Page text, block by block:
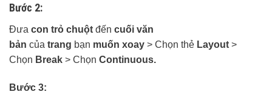
Bước 2:
Đưa con trỏ chuột đến cuối văn
bản của trang bạn muốn xoay > Chọn thẻ Layout >
Chọn Break > Chọn Continuous.
Bước 3: